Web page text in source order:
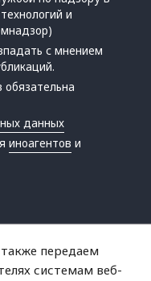
и
с мнением
обязательна
данных
иноагентов и
передаем
системам веб-